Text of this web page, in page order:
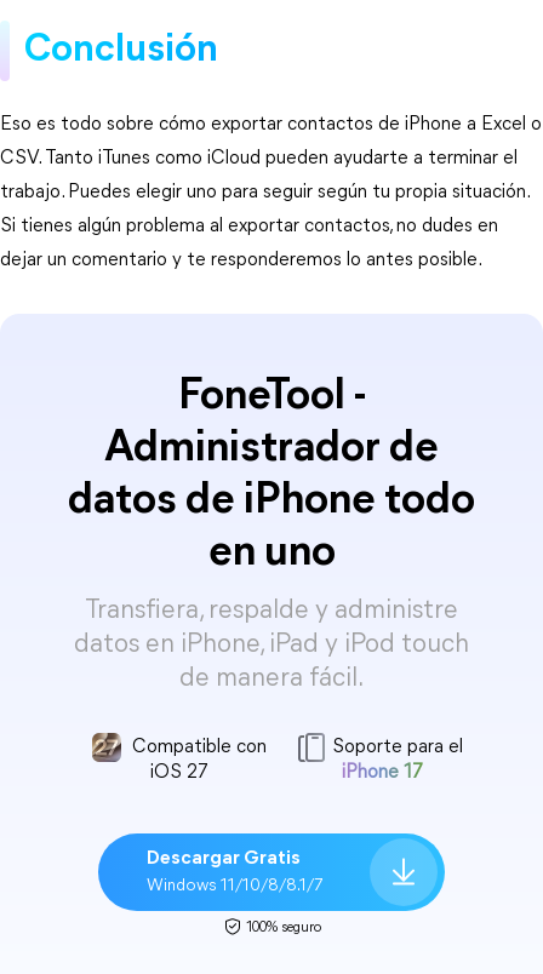
Conclusión
Eso es todo sobre cómo exportar contactos de iPhone a Excel o
CSV. Tanto iTunes como iCloud pueden ayudarte a terminar el
trabajo. Puedes elegir uno para seguir según tu propia situación.
Si tienes algún problema al exportar contactos, no dudes en
dejar un comentario y te responderemos lo antes posible.
FoneTool -
Administrador de
datos de iPhone todo
en uno
Transfiera, respalde y administre
datos en iPhone, iPad y iPod touch
de manera fácil.
Compatible con
iOS 27
Soporte para el
iPhone 17
Descargar Gratis
Windows 11/10/8/8.1/7
100% seguro